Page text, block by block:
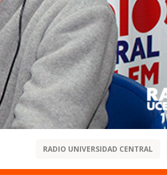
RADIO UNIVERSIDAD CENTRAL